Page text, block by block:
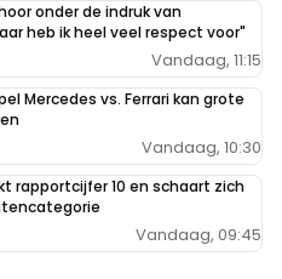
onder de indruk van
heb ik heel veel respect voor"
Vandaag, 11:15
Mercedes vs. Ferrari kan grote
Vandaag, 10:30
rapportcijfer 10 en schaart zich
Vandaag, 09:45